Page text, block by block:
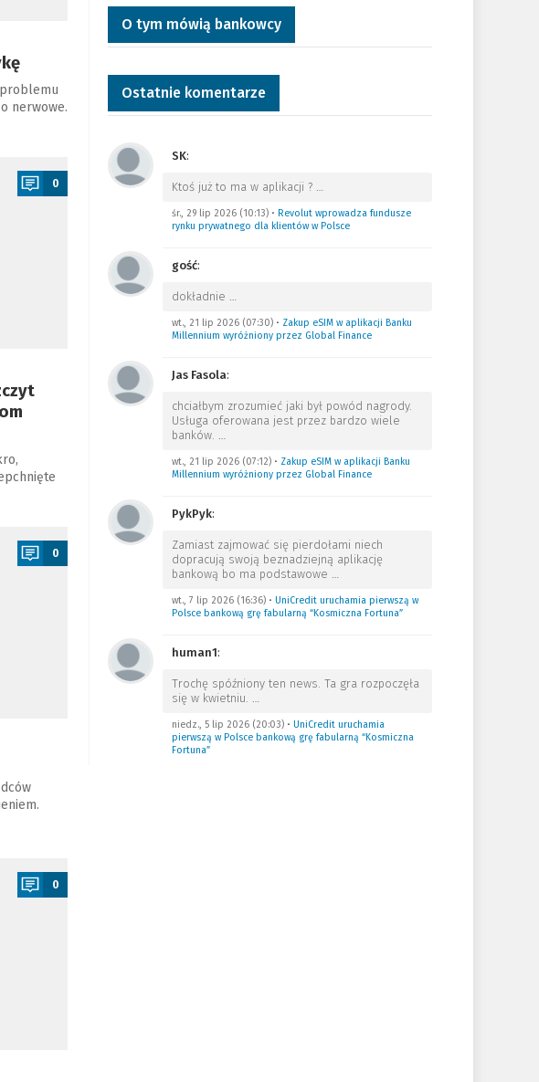
nerwowe.
0
0
0
O tym mówią bankowcy
Ostatnie komentarze
SK:
Ktoś już to ma w aplikacji ? …
śr., 29 lip 2026 (10:13)• Revolut wprowadza fundusze
rynku prywatnego dla klientów w Polsce
gość:
dokładnie …
wt., 21 lip 2026 (07:30)• Zakup eSIM w aplikacji Banku
Millennium wyróżniony przez Global Finance
Jas Fasola:
chciałbym zrozumieć jaki był powód nagrody.
Usługa oferowana jest przez bardzo wiele
banków. …
wt., 21 lip 2026 (07:12)• Zakup eSIM w aplikacji Banku
Millennium wyróżniony przez Global Finance
PykPyk:
Zamiast zajmować się pierdołami niech
dopracują swoją beznadziejną aplikację
bankową bo ma podstawowe …
wt., 7 lip 2026 (16:36)• UniCredit uruchamia pierwszą w
Polsce bankową grę fabularną “Kosmiczna Fortuna”
human1:
Trochę spóźniony ten news. Ta gra rozpoczęła
się w kwietniu. …
niedz., 5 lip 2026 (20:03)• UniCredit uruchamia
pierwszą w Polsce bankową grę fabularną “Kosmiczna
Fortuna”